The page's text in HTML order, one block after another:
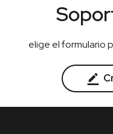
elige el formulario